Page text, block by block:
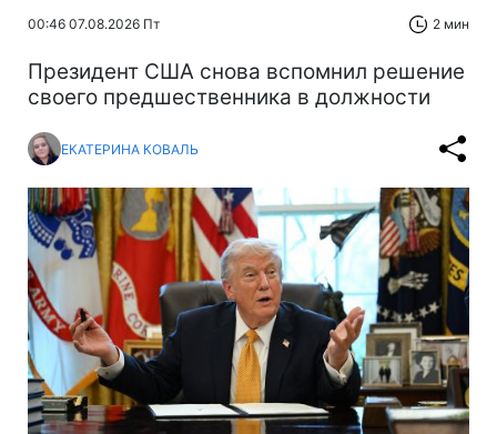
00:46 07.08.2026 Пт 2 мин
Президент США снова вспомнил решение
своего предшественника в должности
ЕКАТЕРИНА КОВАЛЬ